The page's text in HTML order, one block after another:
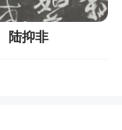
陆抑非